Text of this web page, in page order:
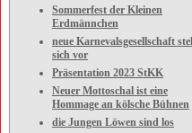
Sommerfest der Kleinen
Erdmännchen
neue Karnevalsgesellschaft
sich vor
Präsentation 2023 StKK
Neuer Mottoschal ist eine
Hommage an kölsche Bühnen
die Jungen Löwen sind los